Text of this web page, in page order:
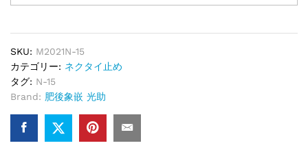
SKU: M2021N-15
カテゴリー: ネクタイ止め
タグ: N-15
Brand: 肥後象嵌 光助